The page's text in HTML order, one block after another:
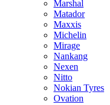
Marshal
Matador
Maxxis
Michelin
Mirage
Nankang
Nexen
Nitto
Nokian Tyres
Ovation